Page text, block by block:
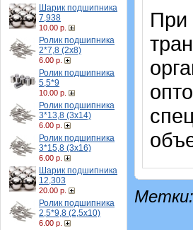
Шарик подшипника
7,938
10.00 р.
Ролик подшипника
2*7,8 (2х8)
6.00 р.
Ролик подшипника
5,5*9
10.00 р.
Ролик подшипника
3*13,8 (3х14)
6.00 р.
Ролик подшипника
3*15,8 (3х16)
6.00 р.
Шарик подшипника
12,303
20.00 р.
Ролик подшипника
2,5*9,8 (2,5х10)
6.00 р.
При
Метки: